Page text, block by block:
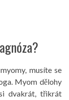
musíte se
Myom dělohy
dvakrát, třikrát